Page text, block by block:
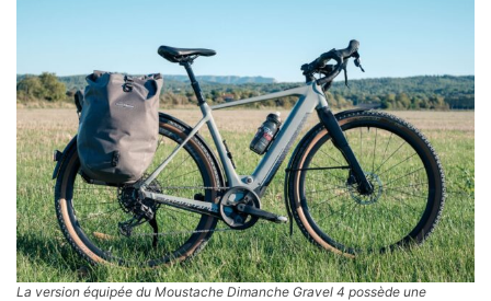
La version équipée du Moustache Dimanche Gravel 4 possède une